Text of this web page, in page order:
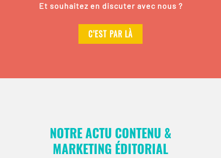
Et souhaitez en discuter avec nous ?
C’EST PAR LÀ
NOTRE ACTU CONTENU &
MARKETING ÉDITORIAL